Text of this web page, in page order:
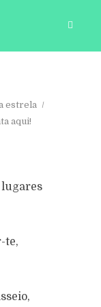
estrela
aqui!
te,